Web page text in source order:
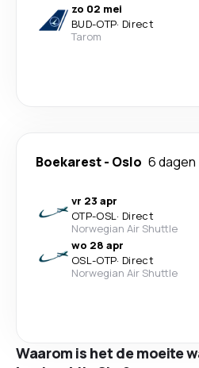
zo 02 mei
BUD-OTP· Direct
Tarom
Boekarest- Oslo 6 dagen
vr 23 apr
OTP-OSL· Direct
Norwegian Air Shuttle
wo 28 apr
OSL-OTP· Direct
Norwegian Air Shuttle
Waarom is het de moeite